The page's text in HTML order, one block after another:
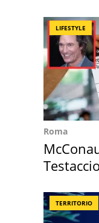
LIFESTYLE
Roma
TERRITORIO